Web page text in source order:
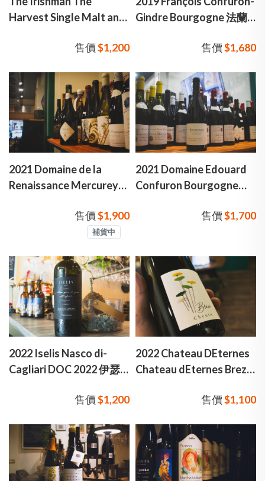
Harvest Single Malt and
人 收穫 單一純麥威士忌
售價$1,200
Gindre Bourgogne 法蘭
售價$1,680
2021 Domaine de la
Renaissance Mercurey
莊 梅克雷村莊級 紅酒
售價$1,900
補貨中
2021 Domaine Edouard
Confuron Bourgogne
根地 地區級 紅酒
售價$1,700
2022 Iselis Nasco di-
Cagliari DOC 2022 伊瑟
售價$1,200
2022 Chateau DEternes
Chateau dEternes Breze
售價$1,100